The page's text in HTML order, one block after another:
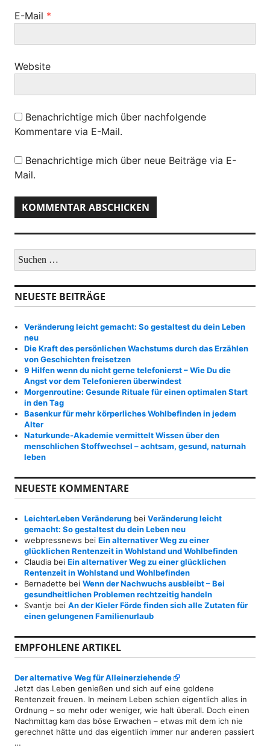
n
E-Mail *
Website
Benachrichtige mich über nachfolgende
Kommentare via E-Mail.
Benachrichtige mich über neue Beiträge via E-
Mail.
u
h
e
n
c
:
NEUESTE BEITRÄGE
Veränderung leicht gemacht: So gestaltest du dein Leben
neu
Die Kraft des persönlichen Wachstums durch das Erzählen
von Geschichten freisetzen
9 Hilfen wenn du nicht gerne telefonierst – Wie Du die
Angst vor dem Telefonieren überwindest
Morgenroutine: Gesunde Rituale für einen optimalen Start
in den Tag
Basenkur für mehr körperliches Wohlbefinden in jedem
Alter
Naturkunde-Akademie vermittelt Wissen über den
menschlichen Stoffwechsel – achtsam, gesund, naturnah
leben
NEUESTE KOMMENTARE
LeichterLeben Veränderung beiVeränderung leicht
gemacht: So gestaltest du dein Leben neu
webpressnews beiEin alternativer Weg zu einer
glücklichen Rentenzeit in Wohlstand und Wohlbefinden
Claudia beiEin alternativer Weg zu einer glücklichen
Rentenzeit in Wohlstand und Wohlbefinden
Bernadette beiWenn der Nachwuchs ausbleibt – Bei
gesundheitlichen Problemen rechtzeitig handeln
Svantje beiAn der Kieler Förde finden sich alle Zutaten für
einen gelungenen Familienurlaub
EMPFOHLENE ARTIKEL
Der alternative Weg für Alleinerziehende
Jetzt das Leben genießen und sich auf eine goldene
Rentenzeit freuen. In meinem Leben schien eigentlich alles in
Ordnung – so mehr oder weniger, wie halt überall. Doch einen
Nachmittag kam das böse Erwachen – etwas mit dem ich nie
gerechnet hätte und das eigentlich immer nur anderen passiert
…